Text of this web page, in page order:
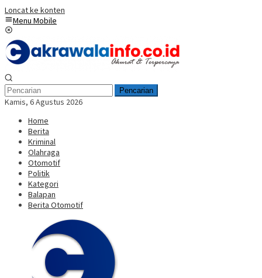
Loncat ke konten
Menu Mobile
Pencarian
Kamis, 6 Agustus 2026
Home
Berita
Kriminal
Olahraga
Otomotif
Politik
Kategori
Balapan
Berita Otomotif